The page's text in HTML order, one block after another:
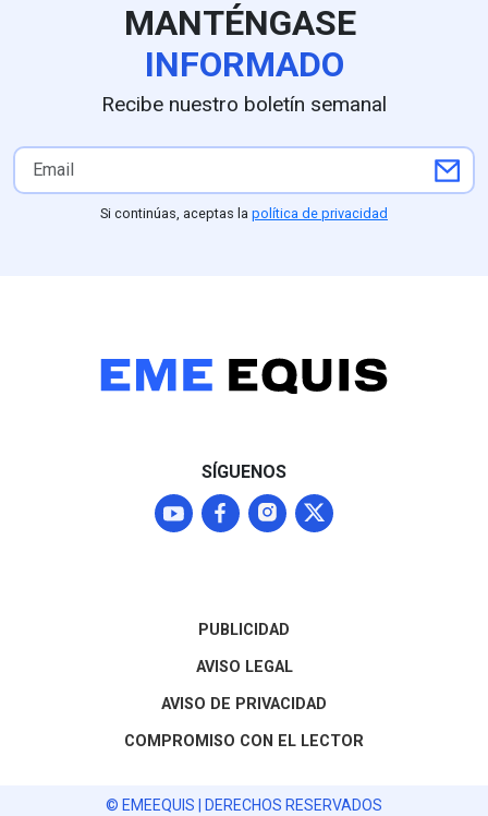
MANTÉNGASE
INFORMADO
Recibe nuestro boletín semanal
Si continúas, aceptas la política de privacidad
SÍGUENOS
PUBLICIDAD
AVISO LEGAL
AVISO DE PRIVACIDAD
COMPROMISO CON EL LECTOR
© EMEEQUIS | DERECHOS RESERVADOS